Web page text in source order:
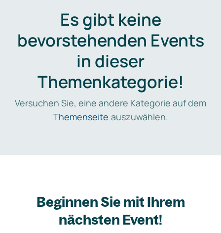
Es gibt keine
bevorstehenden Events
in dieser
Themenkategorie!
Versuchen Sie, eine andere Kategorie auf dem
Themenseite auszuwählen.
Beginnen Sie mit Ihrem
nächsten Event!